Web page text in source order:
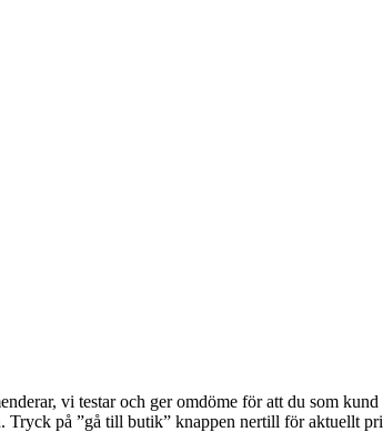
vi testar och ger omdöme för att du som
på ”gå till butik” knappen nertill för aktuellt